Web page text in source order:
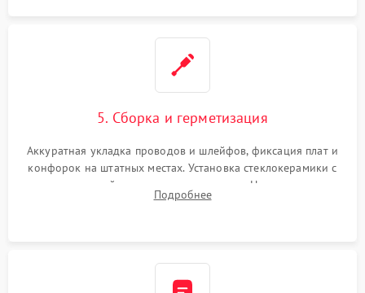
5. Сборка и герметизация
Аккуратная укладка проводов и шлейфов, фиксация плат и
конфорок на штатных местах. Установка стеклокерамики с
проверкой равномерности зазоров. Нанесение
термостойкого герметика или укладка уплотнительной
Подробнее